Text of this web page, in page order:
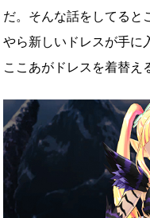
だ。そんな話をしてると
やら新しいドレスが手に
ここあがドレスを着替え